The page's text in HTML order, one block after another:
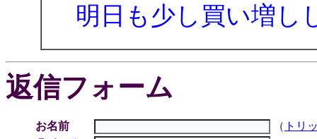
明日も少し買い増し
返信フォーム
お名前 （ トリ